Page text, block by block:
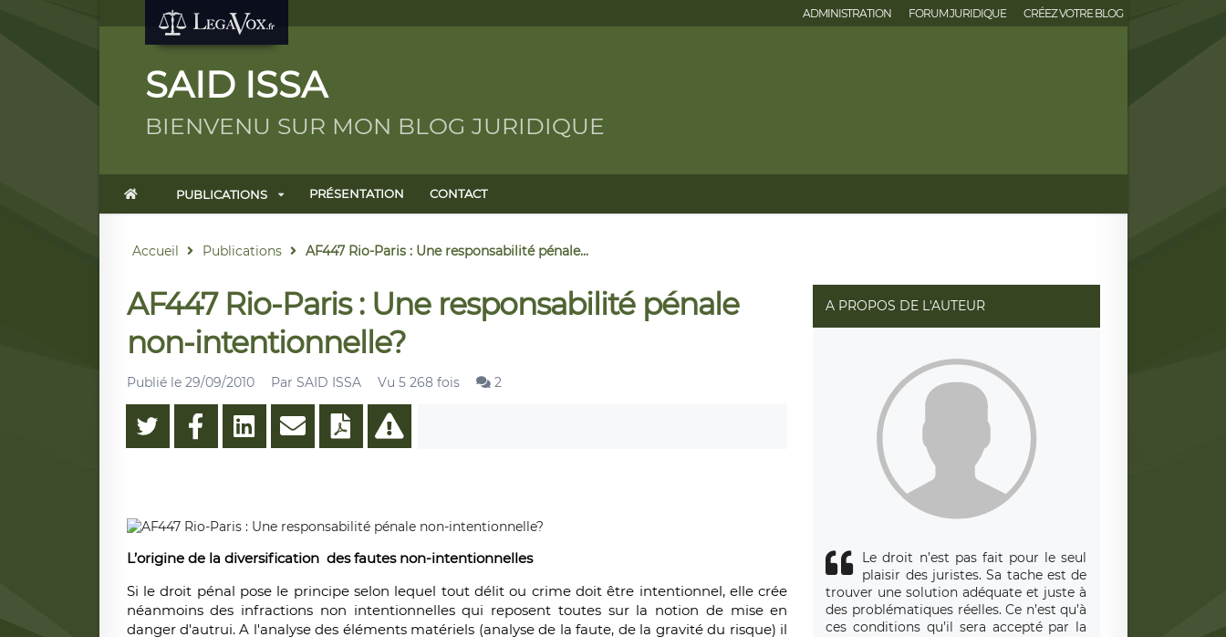
ADMINISTRATION FORUM JURIDIQUE CRÉEZ VOTRE BLOG
SAID ISSA
BIENVENU SUR MON BLOG JURIDIQUE
PUBLICATIONS PRÉSENTATION CONTACT
Accueil Publications AF447 Rio-Paris : Une responsabilité pénale...
AF447 Rio-Paris : Une responsabilité pénale
non-intentionnelle?
Publié le 29/09/2010 Par SAID ISSA Vu 5 268 fois 2
L’origine de la diversification des fautes non-intentionnelles
Si le droit pénal pose le principe selon lequel tout délit ou crime doit être intentionnel, elle crée
néanmoins des infractions non intentionnelles qui reposent toutes sur la notion de mise en
danger d'autrui. A l'analyse des éléments matériels (analyse de la faute, de la gravité du risque) il
A PROPOS DE L'AUTEUR
Le droit n’est pas fait pour le seul
plaisir des juristes. Sa tache est de
trouver une solution adéquate et juste à
des problématiques réelles. Ce n’est qu’à
ces conditions qu’il sera accepté par la